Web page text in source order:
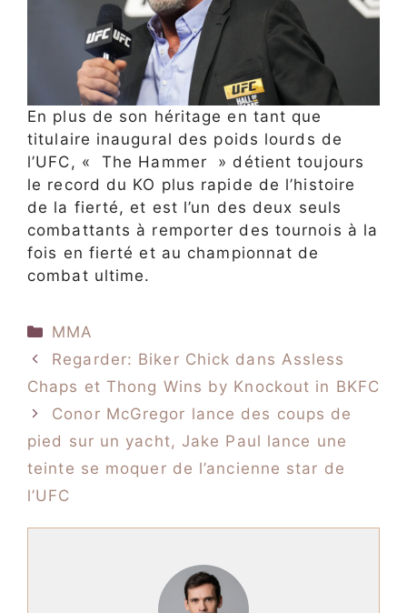
En plus de son héritage en tant que
titulaire inaugural des poids lourds de
l’UFC, « The Hammer » détient toujours
le record du KO plus rapide de l’histoire
de la fierté, et est l’un des deux seuls
combattants à remporter des tournois à la
fois en fierté et au championnat de
combat ultime.
Catégories
MMA
Regarder: Biker Chick dans Assless
Chaps et Thong Wins by Knockout in BKFC
Conor McGregor lance des coups de
pied sur un yacht, Jake Paul lance une
teinte se moquer de l’ancienne star de
l’UFC